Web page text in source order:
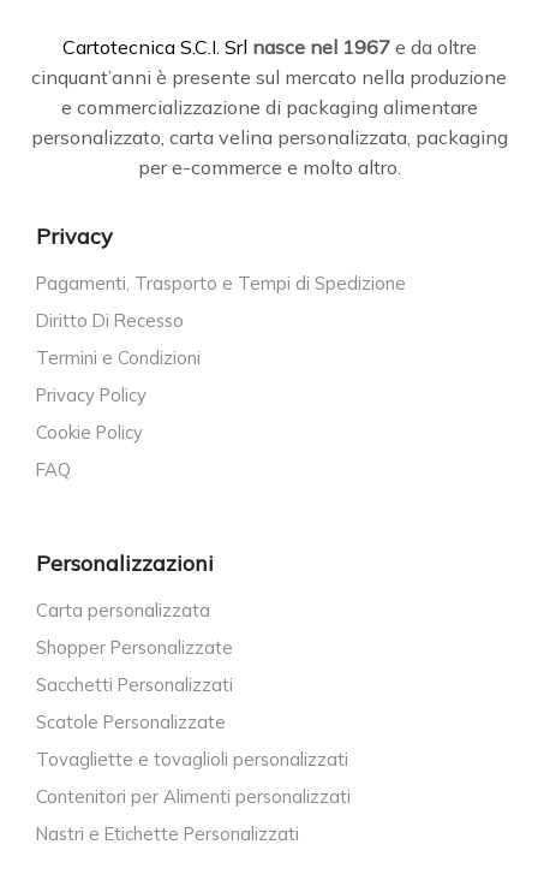
Cartotecnica S.C.I. Srl nasce nel 1967e da oltre
cinquant’anni è presente sul mercato nella produzione
e commercializzazione di packaging alimentare
personalizzato, carta velina personalizzata, packaging
per e-commerce e molto altro.
Privacy
Pagamenti, Trasporto e Tempi di Spedizione
Diritto Di Recesso
Termini e Condizioni
Privacy Policy
Cookie Policy
FAQ
Personalizzazioni
Carta personalizzata
Shopper Personalizzate
Sacchetti Personalizzati
Scatole Personalizzate
Tovagliette e tovaglioli personalizzati
Contenitori per Alimenti personalizzati
Nastri e Etichette Personalizzati